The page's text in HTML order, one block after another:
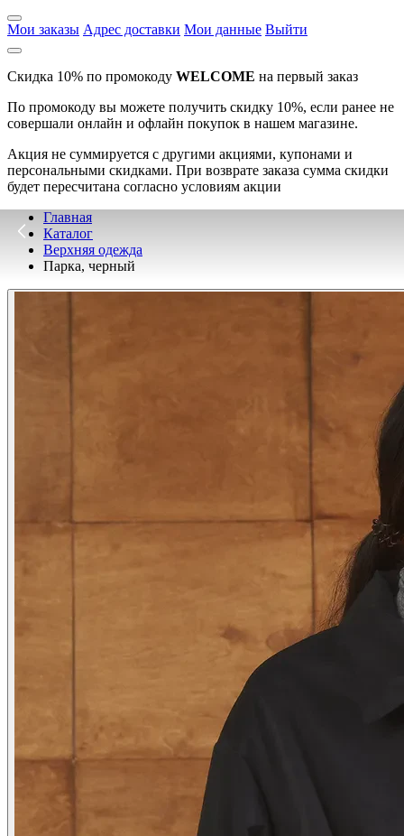
Мои заказы Адрес доставки Мои данные Выйти
Скидка 10% по промокоду WELCOME на первый заказ
По промокоду вы можете получить скидку 10%, если ранее не
совершали онлайн и офлайн покупок в нашем магазине.
Акция не суммируется с другими акциями, купонами и
персональными скидками. При возврате заказа сумма скидки
будет пересчитана согласно условиям акции
Главная
Каталог
Верхняя одежда
Парка, черный